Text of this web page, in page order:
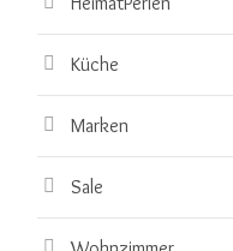
Küche
Marken
Sale